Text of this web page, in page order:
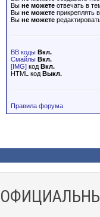
Вы не можете отвечать в
Вы не можете прикреплять
Вы не можете
BB коды Вкл.
Смайлы Вкл.
[IMG] код Вкл.
HTML код Выкл.
Правила форума